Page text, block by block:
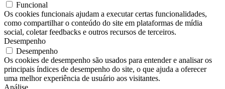
Funcional
Os cookies funcionais ajudam a executar certas funcionalidades,
como compartilhar o conteúdo do site em plataformas de mídia
social, coletar feedbacks e outros recursos de terceiros.
Desempenho
Desempenho
Os cookies de desempenho são usados ​​para entender e analisar os
principais índices de desempenho do site, o que ajuda a oferecer
uma melhor experiência de usuário aos visitantes.